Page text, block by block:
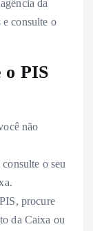
da
e consulte o
o PIS
não
o seu
procure
da Caixa ou